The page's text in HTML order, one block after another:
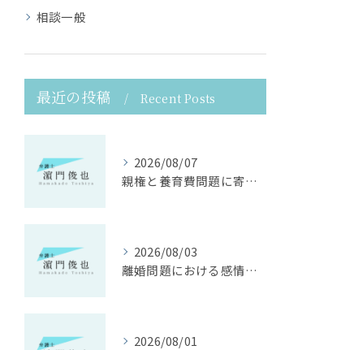
相談一般
最近の投稿 Recent Posts
2026/08/07
親権と養育費問題に寄り添う法律支援
2026/08/03
離婚問題における感情面に配慮した誠実な法律サポート
2026/08/01